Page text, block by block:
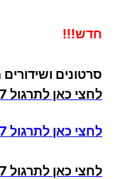
חדש!!!
סרטונים
לחצי כאן לתרגול 7 דקות
לחצי כאן לתרגול 7 דקות
לחצי כאן לתרגול 7 דקות